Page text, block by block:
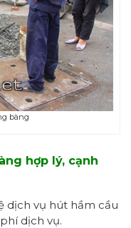
bàng
hợp lý, cạnh
dịch vụ hút hầm cầu
dịch vụ.